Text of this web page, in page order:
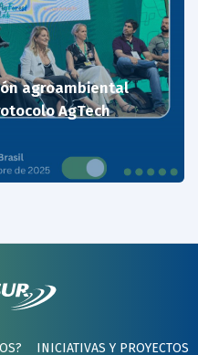
agroambiental
AgTech
INICIATIVAS Y PROYECTOS